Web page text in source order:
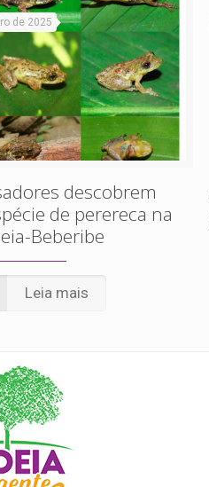
de 2025
descobrem
de perereca na
Beberibe
Leia mais